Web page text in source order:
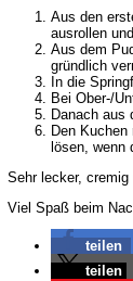
Aus den
ausrollen
Aus dem
gründlich
In die
Bei Ober-/
Danach aus
Den
lösen, wenn
Sehr lecker,
Viel Spaß beim
teilen
teilen